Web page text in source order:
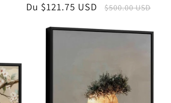
Prix
Du $121.75 USD
Prix
$500.00 USD